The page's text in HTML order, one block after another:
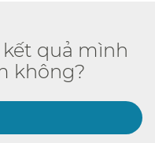
quả mình
không?​​